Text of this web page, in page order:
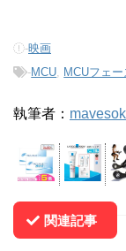
-映画
-MCU MCUフェー
執筆者：
関連記事